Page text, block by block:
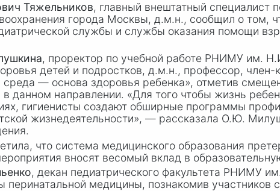
Тяжельников, главный внештатный специалист
города Москвы, д.м.н., сообщил о том,
службы и службы оказания помощи
, проректор по учебной работе РНИМУ им.
детей и подростков, д.м.н., профессор,
— основа здоровья ребенка», отметив
в данном направлении. «Для того чтобы жизнь
гигиенисты создают обширные программы
жизнедеятельности», — рассказала О.Ю.
что система медицинского образования
вносят весомый вклад в
, декан педиатрического факультета РНИМУ
перинатальной медицины, познакомив участников